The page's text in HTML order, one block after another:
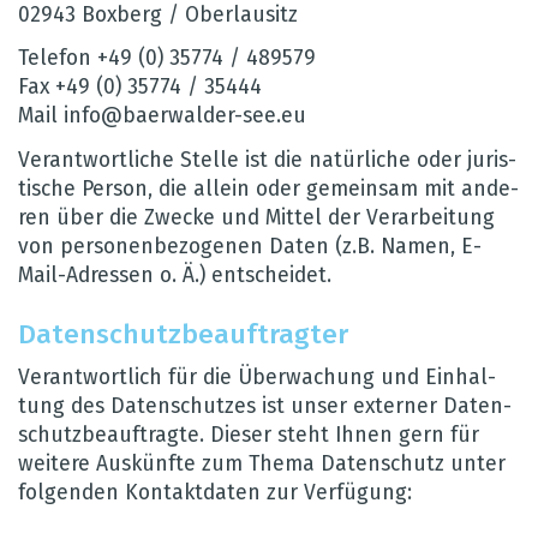
02943 Box­berg / Ober­lau­sitz
Tele­fon +49 (0) 35774 / 489579
Fax +49 (0) 35774 / 35444
Mail info@​baerwalder-​see.​eu
Ver­ant­wort­li­che Stelle ist die natür­li­che oder juris­
ti­sche Per­son, die allein oder gemein­sam mit ande­
ren über die Zwe­cke und Mit­tel der Ver­ar­bei­tung
von per­so­nen­be­zo­ge­nen Daten (z.B. Namen, E-
Mail-Adres­sen o. Ä.) ent­schei­det.
Daten­schutz­be­auf­trag­ter
Ver­ant­wort­lich für die Über­wa­chung und Ein­hal­
tung des Daten­schut­zes ist unser exter­ner Daten­
schutz­be­auf­tragte. Die­ser steht Ihnen gern für
wei­tere Aus­künfte zum Thema Daten­schutz unter
fol­gen­den Kon­takt­da­ten zur Ver­fü­gung: